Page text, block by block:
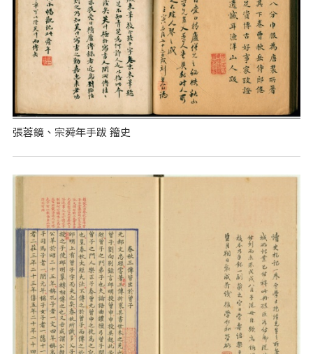
張蓉鏡、宗舜年手跋 籀史